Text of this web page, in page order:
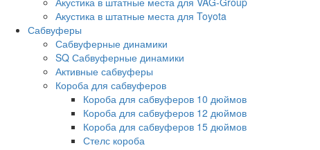
Акустика в штатные места для Toyota
Сабвуферы
Сабвуферные динамики
SQ Сабвуферные динамики
Активные сабвуферы
Короба для сабвуферов
Короба для сабвуферов 10 дюймов
Короба для сабвуферов 12 дюймов
Короба для сабвуферов 15 дюймов
Стелс короба